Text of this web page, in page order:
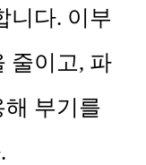
니다. 이부
줄이고, 파
부기를